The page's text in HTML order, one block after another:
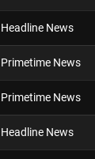
Headline News
Primetime News
Primetime News
Headline News